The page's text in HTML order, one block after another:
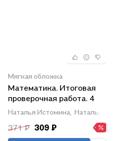
Мягкая обложка
Математика. Итоговая
проверочная работа. 4
класс
Наталья Истомина, Наталья Тихонова,
371 ₽ 309 ₽